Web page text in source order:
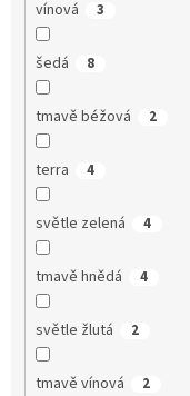
vínová 3
šedá 8
tmavě béžová 2
terra 4
světle zelená 4
tmavě hnědá 4
světle žlutá 2
tmavě vínová 2